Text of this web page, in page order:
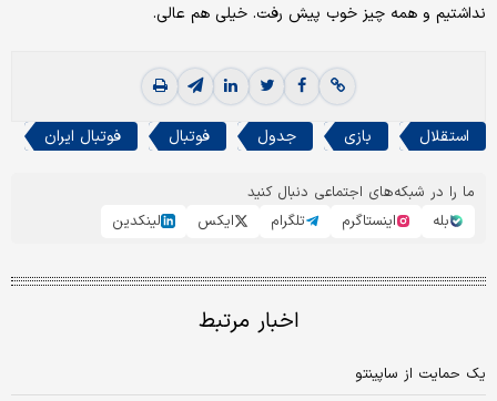
نداشتیم و همه چیز خوب پیش رفت. خیلی هم عالی.
استقلال بازی جدول فوتبال فوتبال ایران
ما را در شبکه‌های اجتماعی دنبال کنید
بله
اینستاگرم تلگرام ایکس لینکدین
اخبار مرتبط
یک حمایت از ساپینتو